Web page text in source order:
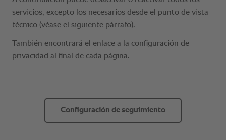
Configuración de seguimiento